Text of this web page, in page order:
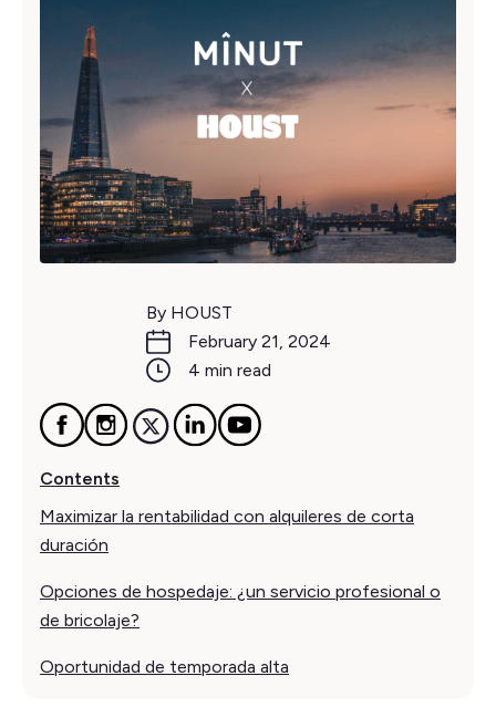
By HOUST
February 21, 2024
4 min read
Contents
Maximizar la rentabilidad con alquileres de corta
duración
Opciones de hospedaje: ¿un servicio profesional o
de bricolaje?
Oportunidad de temporada alta